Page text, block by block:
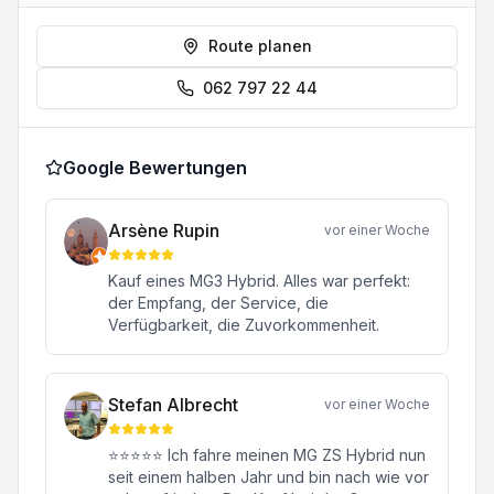
Route planen
062 797 22 44
Google Bewertungen
Arsène Rupin vor einer Woche
Kauf eines MG3 Hybrid. Alles war perfekt:
der Empfang, der Service, die
Verfügbarkeit, die Zuvorkommenheit.
Stefan Albrecht vor einer Woche
⭐⭐⭐⭐⭐ Ich fahre meinen MG ZS Hybrid nun
seit einem halben Jahr und bin nach wie vor